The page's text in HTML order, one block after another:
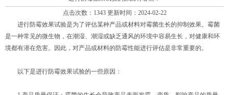
点击次数：1343 更新时间：2024-02-22
进行防霉效果试验是为了评估某种产品或材料对霉菌生长的抑制效果。霉菌
是一种常见的微生物，在潮湿、潮湿或缺乏通风的环境中容易生长，对健康和环
境都有潜在危害。因此，对产品或材料的防霉性能进行评估是非常重要的。
以下是进行防霉效果试验的一些原因：